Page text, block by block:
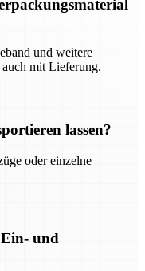
und weitere
mit Lieferung.
lassen?
oder einzelne
und